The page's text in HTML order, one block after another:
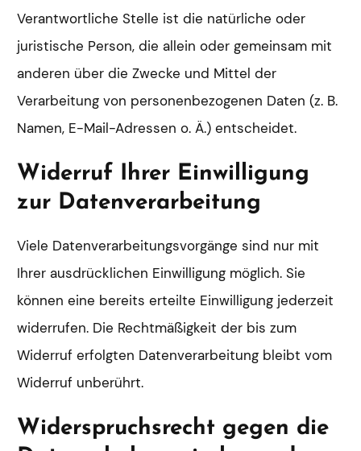
Verantwortliche Stelle ist die natürliche oder
juristische Person, die allein oder gemeinsam mit
anderen über die Zwecke und Mittel der
Verarbeitung von personenbezogenen Daten (z. B.
Namen, E-Mail-Adressen o. Ä.) entscheidet.
Widerruf Ihrer Einwilligung
zur Datenverarbeitung
Viele Datenverarbeitungsvorgänge sind nur mit
Ihrer ausdrücklichen Einwilligung möglich. Sie
können eine bereits erteilte Einwilligung jederzeit
widerrufen. Die Rechtmäßigkeit der bis zum
Widerruf erfolgten Datenverarbeitung bleibt vom
Widerruf unberührt.
Widerspruchsrecht gegen die